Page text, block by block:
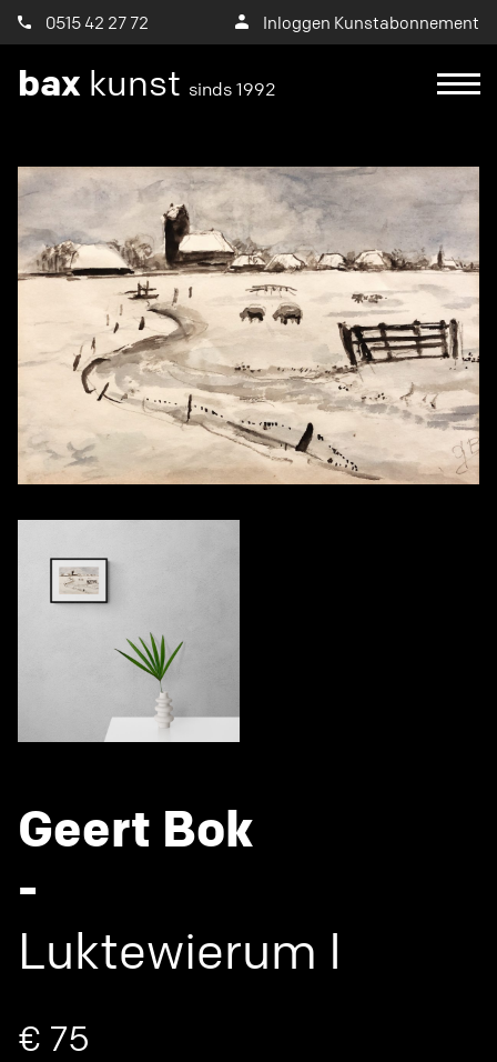
0515 42 27 72 Inloggen Kunstabonnement
bax kunst sinds 1992
Geert Bok
-
Luktewierum I
€ 75